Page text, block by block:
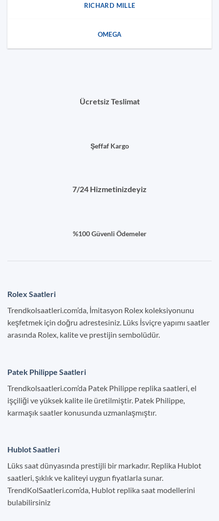
RICHARD MILLE
OMEGA
Ücretsiz Teslimat
Şeffaf Kargo
7/24 Hizmetinizdeyiz
%100 Güvenli Ödemeler
Rolex Saatleri
Trendkolsaatleri.com’da, İmitasyon Rolex koleksiyonunu
keşfetmek için doğru adrestesiniz. Lüks İsviçre yapımı saatler
arasında Rolex, kalite ve prestijin sembolüdür.
Patek Philippe Saatleri
Trendkolsaatleri.com’da Patek Philippe replika saatleri, el
işçiliği ve yüksek kalite ile üretilmiştir. Patek Philippe,
karmaşık saatler konusunda uzmanlaşmıştır.
Hublot Saatleri
Lüks saat dünyasında prestijli bir markadır. Replika Hublot
saatleri, şıklık ve kaliteyi uygun fiyatlarla sunar.
TrendKolSaatleri.com’da, Hublot replika saat modellerini
bulabilirsiniz